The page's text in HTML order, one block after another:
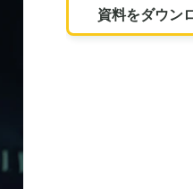
資料をダウン